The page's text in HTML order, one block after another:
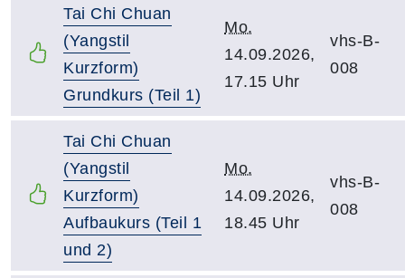
Tai Chi Chuan
(Yangstil
Kurzform)
Grundkurs (Teil 1)
Mo.
14.09.2026,
17.15 Uhr
vhs-B-
008
Tai Chi Chuan
(Yangstil
Kurzform)
Aufbaukurs (Teil 1
und 2)
Mo.
14.09.2026,
18.45 Uhr
vhs-B-
008